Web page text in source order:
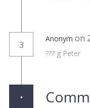
3
Anonym on
??? g Peter
·